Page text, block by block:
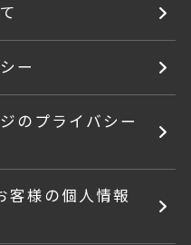
ー
のプライバシー
客様の個人情報